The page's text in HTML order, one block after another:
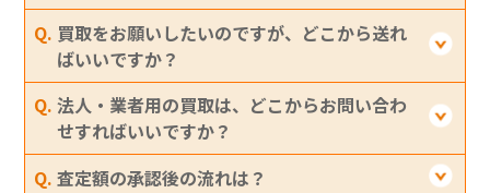
Q. 買取をお願いしたいのですが、どこから送れ
ばいいですか？
Q. 法人・業者用の買取は、どこからお問い合わ
せすればいいですか？
Q. 査定額の承認後の流れは？